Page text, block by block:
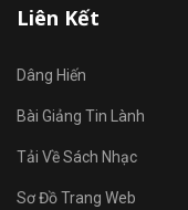
Liên Kết
Dâng Hiến
Bài Giảng Tin Lành
Tải Về Sách Nhạc
Sơ Đồ Trang Web